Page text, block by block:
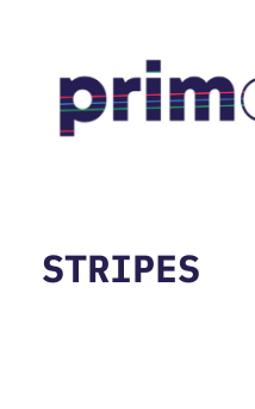
contenu
STRIPES